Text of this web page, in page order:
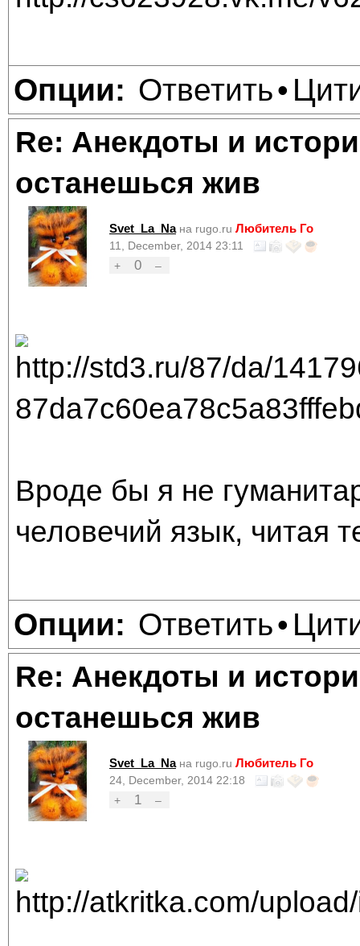
Опции: Ответить•
Re: Анекдоты и
останешься жив
Svet_La_Na на rugo.ru Любитель Го
11, December, 2014 23:11
+
0 –
Вроде бы я не
человечий язык, читая
Опции: Ответить•
Re: Анекдоты и
останешься жив
Svet_La_Na на rugo.ru Любитель Го
24, December, 2014 22:18
+
1 –